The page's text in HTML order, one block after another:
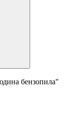
бензопила"